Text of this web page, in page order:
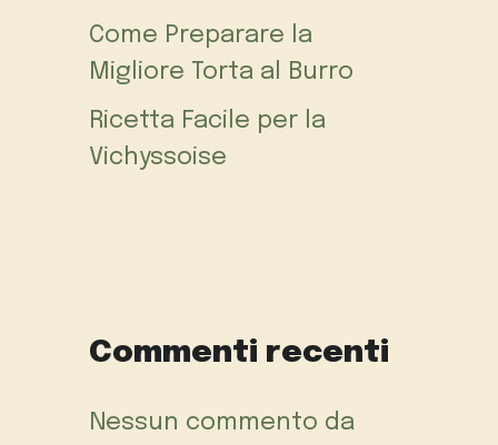
Come Preparare la
Migliore Torta al Burro
Ricetta Facile per la
Vichyssoise
Commenti recenti
Nessun commento da